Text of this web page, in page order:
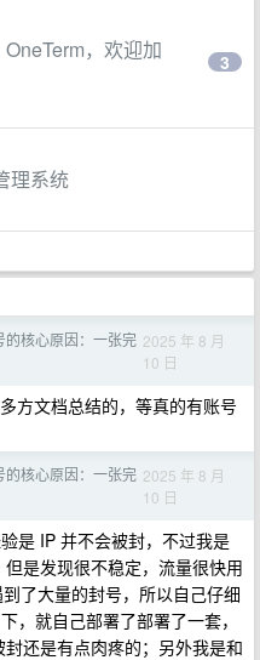
，欢迎加
3
理系统
的核心原因：一张完 2025 年 8 月
10 日
方文档总结的，等真的有账号
的核心原因：一张完 2025 年 8 月
10 日
是 IP 并不会被封，不过我是
是发现很不稳定，流量很快用
了大量的封号，所以自己仔细
，就自己部署了部署了一套，
还是有点肉疼的；另外我是和